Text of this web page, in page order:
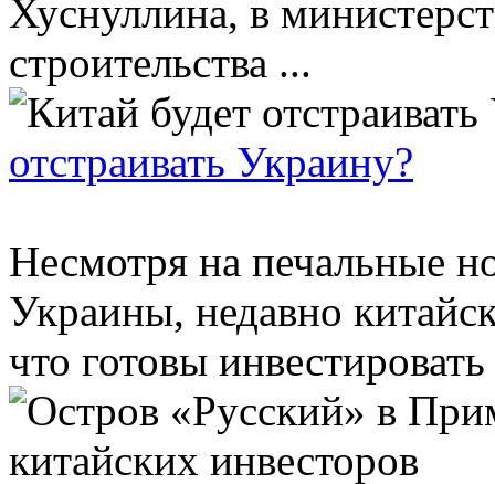
Хуснуллина, в
строительства ...
отстраивать Украину?
Несмотря на печальные
Украины, недавно
что готовы